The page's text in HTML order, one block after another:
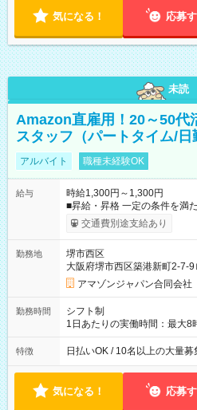
気になる！ 応募
未読
Amazon直雇用！20～50
スタッフ（パートタイム/
アルバイト 職種未経験OK
給与
時給1,300円～1,300円
■昇給・昇格 一定の条件を満
まで昇給の機会があります。 ■正社員登用制度あり ※月末締/翌
月25日支払い ※時間外手当
☆Amazon直雇用で安定して働けます！ 【試用
あり 試用期間の長さ：1週間
です。
交通費別途支給あり
勤務地
堺市西区
大阪府堺市西区築港新町2-7-
アマゾンジャパン合同会社
勤務時間
シフト制
1日あたりの実働時間：最大8
12時～21時
特徴 日払いOK / 10名以上の大量募
気になる！ 応募